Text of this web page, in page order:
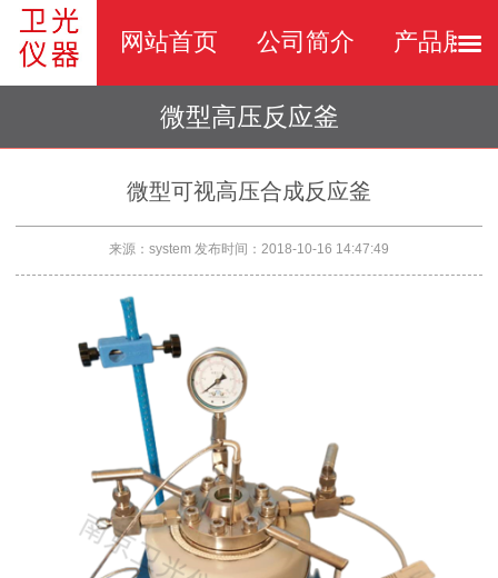
网站首页 公司简介 产品展示
微型高压反应釜
微型可视高压合成反应釜
来源：system 发布时间：2018-10-16 14:47:49